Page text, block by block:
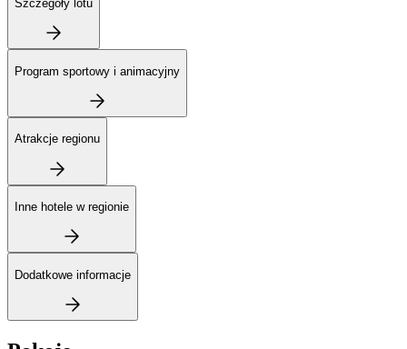
Szczegóły lotu
Program sportowy i animacyjny
Atrakcje regionu
Inne hotele w regionie
Dodatkowe informacje